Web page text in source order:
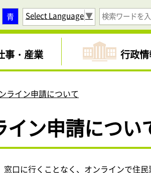
青 Select Language▼
事・産業 行政
ライン申請について
ン申請につい
口に行くことなく、オンラインで住民